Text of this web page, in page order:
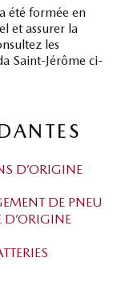
été formée en
et assurer la
les
Saint-Jérôme ci-
D’ORIGINE
DE PNEU
D’ORIGINE